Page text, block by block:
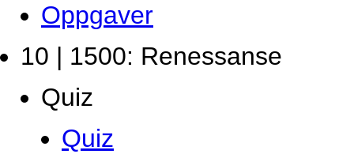
Oppgaver
10 | 1500: Renessanse
Quiz
Quiz